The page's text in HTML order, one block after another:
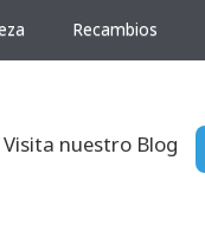
Recambios
Visita nuestro Blog